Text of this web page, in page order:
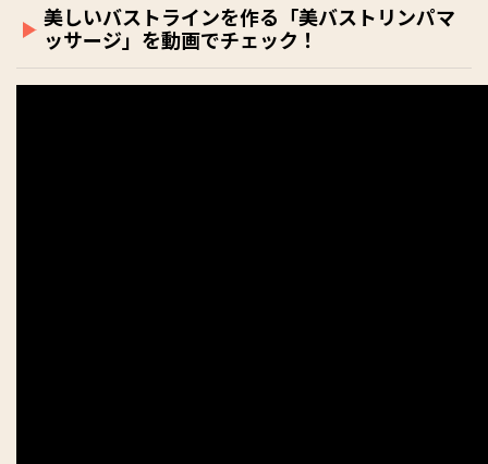
美しいバストラインを作る「美バストリンパマ
ッサージ」を動画でチェック！